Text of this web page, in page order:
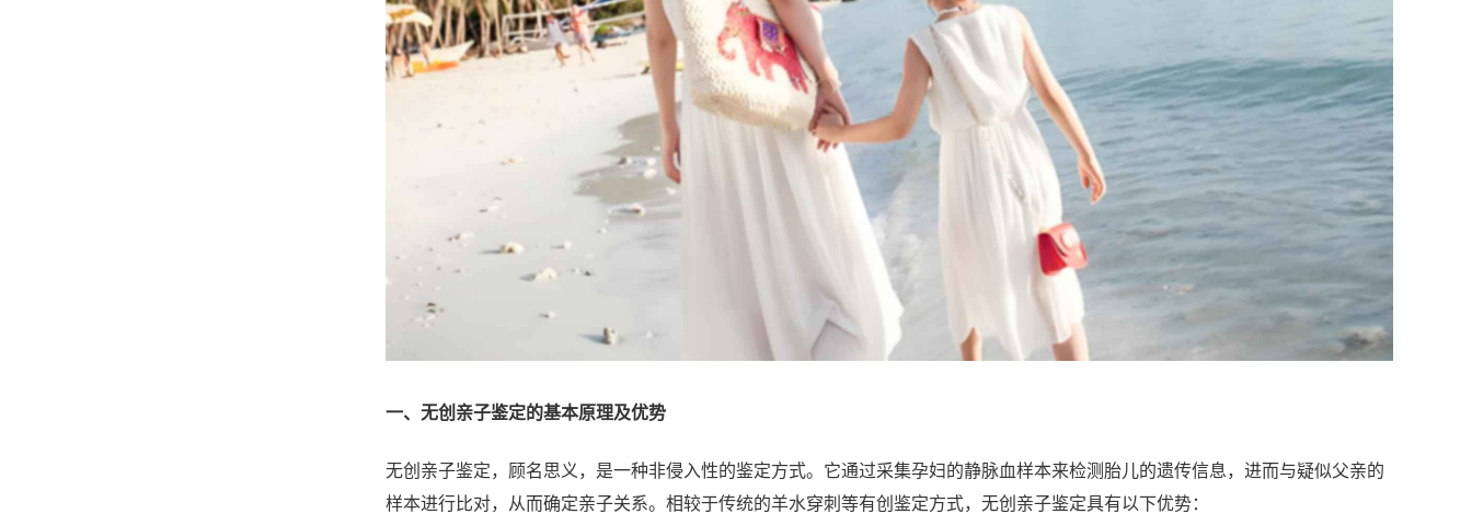
一、无创亲子鉴定的基本原理及优势
无创亲子鉴定，顾名思义，是一种非侵入性的鉴定方式。它通过采集孕妇的静脉血样本来检测胎儿的遗传信息，进而与疑似父亲的
样本进行比对，从而确定亲子关系。相较于传统的羊水穿刺等有创鉴定方式，无创亲子鉴定具有以下优势：